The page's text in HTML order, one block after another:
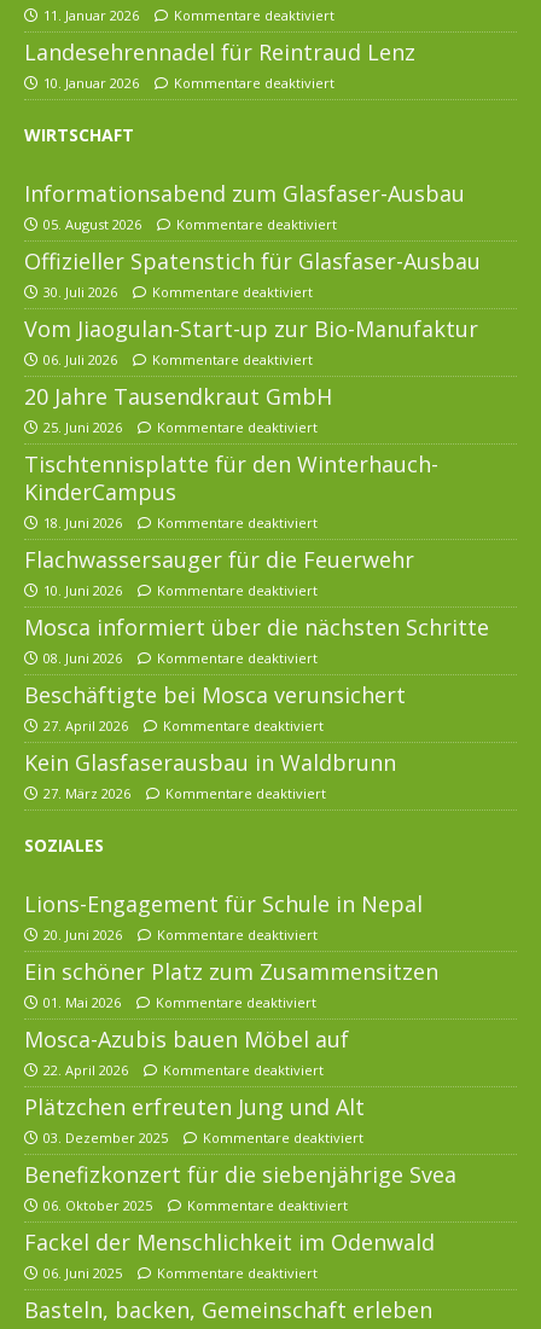
11. Januar 2026 Kommentare deaktiviert
Landesehrennadel für Reintraud Lenz
10. Januar 2026 Kommentare deaktiviert
WIRTSCHAFT
Informationsabend zum Glasfaser-Ausbau
05. August 2026 Kommentare deaktiviert
Offizieller Spatenstich für Glasfaser-Ausbau
30. Juli 2026 Kommentare deaktiviert
Vom Jiaogulan-Start-up zur Bio-Manufaktur
06. Juli 2026 Kommentare deaktiviert
20 Jahre Tausendkraut GmbH
25. Juni 2026 Kommentare deaktiviert
Tischtennisplatte für den Winterhauch-
KinderCampus
18. Juni 2026 Kommentare deaktiviert
Flachwassersauger für die Feuerwehr
10. Juni 2026 Kommentare deaktiviert
Mosca informiert über die nächsten Schritte
08. Juni 2026 Kommentare deaktiviert
Beschäftigte bei Mosca verunsichert
27. April 2026 Kommentare deaktiviert
Kein Glasfaserausbau in Waldbrunn
27. März 2026 Kommentare deaktiviert
SOZIALES
Lions-Engagement für Schule in Nepal
20. Juni 2026 Kommentare deaktiviert
Ein schöner Platz zum Zusammensitzen
01. Mai 2026 Kommentare deaktiviert
Mosca-Azubis bauen Möbel auf
22. April 2026 Kommentare deaktiviert
Plätzchen erfreuten Jung und Alt
03. Dezember 2025 Kommentare deaktiviert
Benefizkonzert für die siebenjährige Svea
06. Oktober 2025 Kommentare deaktiviert
Fackel der Menschlichkeit im Odenwald
06. Juni 2025 Kommentare deaktiviert
Basteln, backen, Gemeinschaft erleben